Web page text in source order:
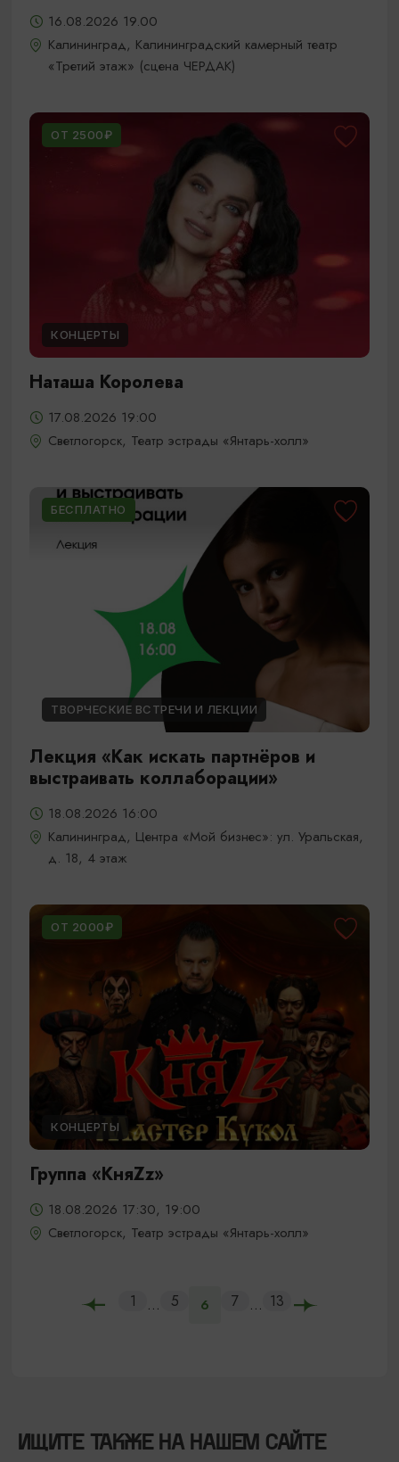
16.08.2026 19.00
Калининград, Калининградский камерный театр
«Третий этаж» (сцена ЧЕРДАК)
ОТ 2500₽
КОНЦЕРТЫ
Наташа Королева
17.08.2026 19:00
Светлогорск, Театр эстрады «Янтарь-холл»
БЕСПЛАТНО
ТВОРЧЕСКИЕ ВСТРЕЧИ И ЛЕКЦИИ
Лекция «Как искать партнёров и
выстраивать коллаборации»
18.08.2026 16:00
Калининград, Центра «Мой бизнес»: ул. Уральская,
д. 18, 4 этаж
ОТ 2000₽
КОНЦЕРТЫ
Группа «КняZz»
18.08.2026 17:30, 19:00
Светлогорск, Театр эстрады «Янтарь-холл»
1 ... 5 6 7 ... 13
ИЩИТЕ ТАКЖЕ НА НАШЕМ САЙТЕ